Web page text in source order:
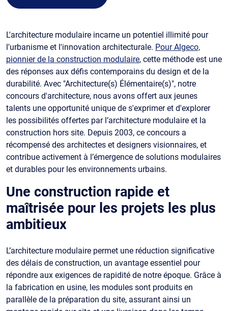
L'architecture modulaire incarne un potentiel illimité pour
l'urbanisme et l'innovation architecturale. Pour Algeco,
pionnier de la construction modulaire, cette méthode est une
des réponses aux défis contemporains du design et de la
durabilité. Avec "Architecture(s) Élémentaire(s)", notre
concours d'architecture, nous avons offert aux jeunes
talents une opportunité unique de s'exprimer et d'explorer
les possibilités offertes par l’architecture modulaire et la
construction hors site. Depuis 2003, ce concours a
récompensé des architectes et designers visionnaires, et
contribue activement à l’émergence de solutions modulaires
et durables pour les environnements urbains.
Une construction rapide et
maîtrisée pour les projets les plus
ambitieux
L’architecture modulaire permet une réduction significative
des délais de construction, un avantage essentiel pour
répondre aux exigences de rapidité de notre époque. Grâce à
la fabrication en usine, les modules sont produits en
parallèle de la préparation du site, assurant ainsi un